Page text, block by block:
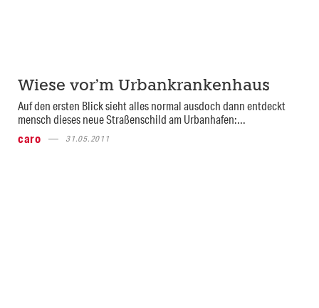
Wiese vor’m Urbankrankenhaus
Auf den ersten Blick sieht alles normal ausdoch dann entdeckt
mensch dieses neue Straßenschild am Urbanhafen:...
caro
31.05.2011